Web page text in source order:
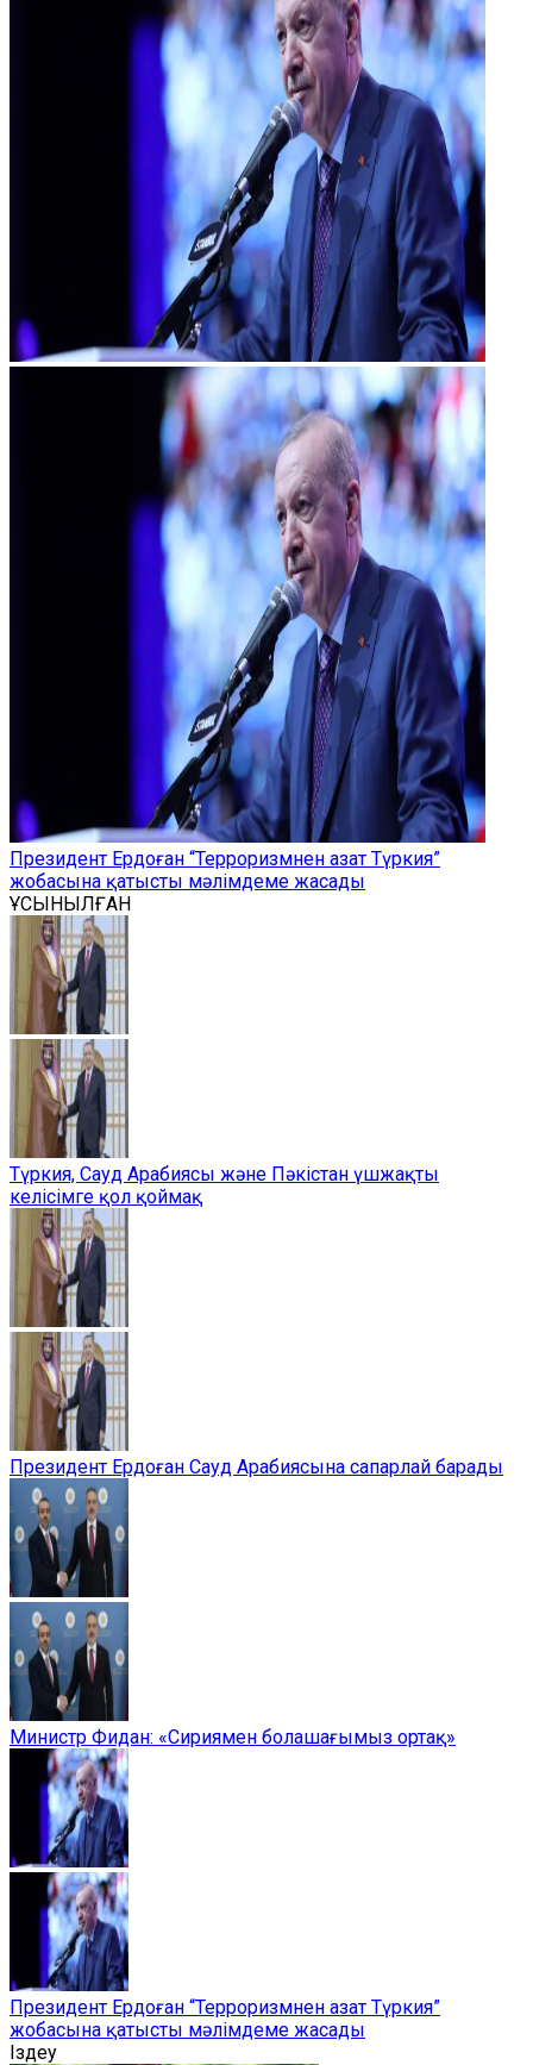
Президент Ердоған “Терроризмнен азат Түркия”
жобасына қатысты мәлімдеме жасады
ҰСЫНЫЛҒАН
Түркия, Сауд Арабиясы және Пәкістан үшжақты
келісімге қол қоймақ
Президент Ердоған Сауд Арабиясына сапарлай барады
Министр Фидан: «Сириямен болашағымыз ортақ»
Президент Ердоған “Терроризмнен азат Түркия”
жобасына қатысты мәлімдеме жасады
Іздеу